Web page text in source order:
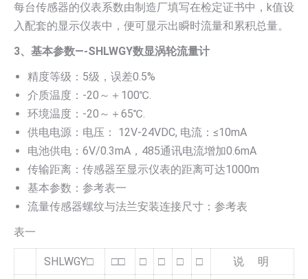
每台传感器的仪表系数由制造厂填写在检定证书中，k值设
入配套的显示仪表中，便可显示出瞬时流量和累积总量。
3、基本参数—-SHLWGY数显涡轮流量计
精度等级：5级，误差0.5%
介质温度：-20～＋100℃.
环境温度：-20～＋65℃.
供电电源：电压： 12V-24VDC, 电流：≤10mA
电池供电：6V/0.3mA，485通讯电流增加0.6mA
传输距离：传感器至显示仪表的距离可达1000m
基本参数：参考表一
流量传感器螺纹与法兰安装连接尺寸：参考表
表一
SHLWGY□ □□ □ □ □ □ 说 明